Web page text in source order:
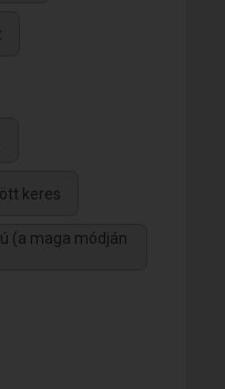
keres
(a maga módján